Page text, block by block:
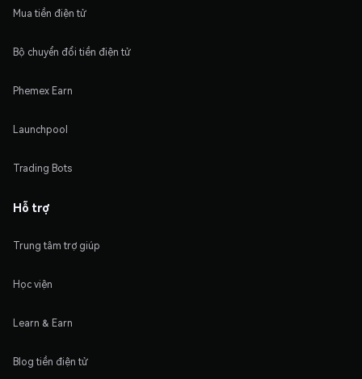
Mua tiền điện tử
Bộ chuyển đổi tiền điện tử
Phemex Earn
Launchpool
Trading Bots
Hỗ trợ
Trung tâm trợ giúp
Học viện
Learn & Earn
Blog tiền điện tử